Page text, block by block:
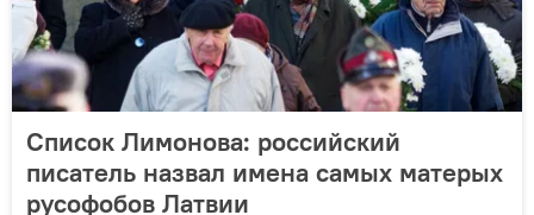
Список Лимонова: российский
писатель назвал имена самых матерых
русофобов Латвии